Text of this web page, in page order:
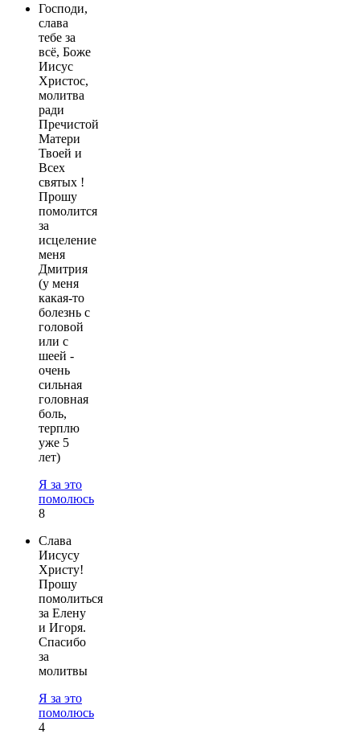
Господи,
слава
тебе за
всё, Боже
Иисус
Христос,
молитва
ради
Пречистой
Матери
Твоей и
Всех
святых !
Прошу
помолится
за
исцеление
меня
Дмитрия
(у меня
какая-то
болезнь с
головой
или с
шеей -
очень
сильная
головная
боль,
терплю
уже 5
лет)
Я за это
помолюсь
8
Слава
Иисусу
Христу!
Прошу
помолиться
за Елену
и Игоря.
Спасибо
за
молитвы
Я за это
помолюсь
4